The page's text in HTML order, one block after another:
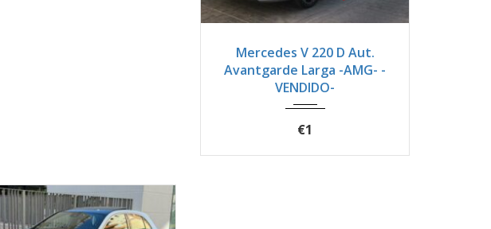
Mercedes V 220 D Aut.
Avantgarde Larga -AMG- -
VENDIDO-
€1